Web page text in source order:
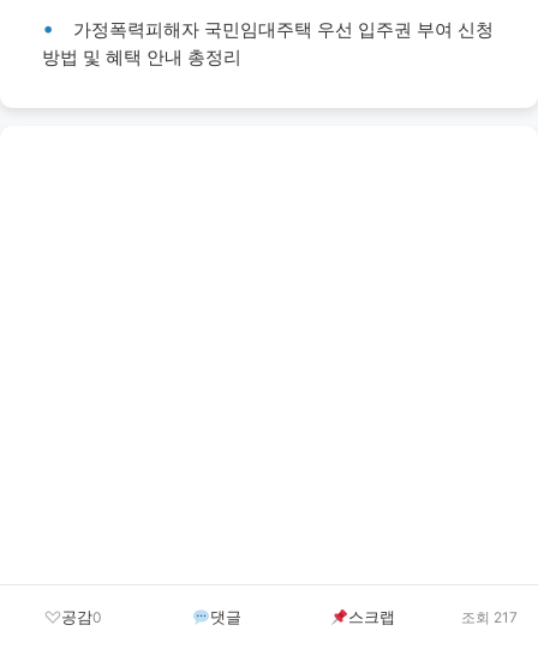
가정폭력피해자 국민임대주택 우선 입주권 부여 신청
방법 및 혜택 안내 총정리
공감0 댓글 스크랩 조회 217